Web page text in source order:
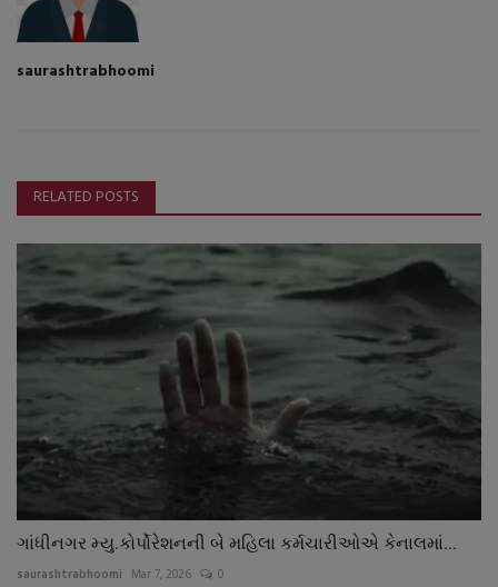
saurashtrabhoomi
RELATED POSTS
ગાંધીનગર મ્યુ.કોર્પોરેશનની બે મહિલા કર્મચારીઓએ કેનાલમાં...
saurashtrabhoomi Mar 7, 2026 0